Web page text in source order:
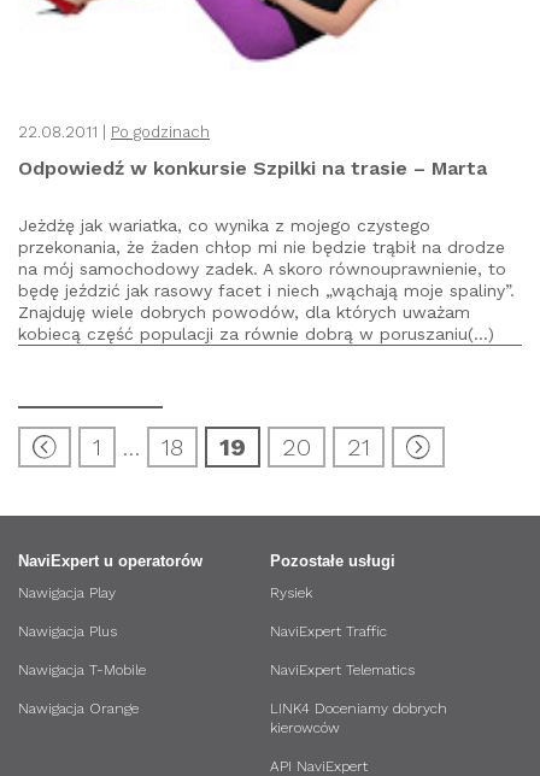
22.08.2011 | Po godzinach
Odpowiedź w konkursie Szpilki na trasie – Marta
Jeżdżę jak wariatka, co wynika z mojego czystego
przekonania, że żaden chłop mi nie będzie trąbił na drodze
na mój samochodowy zadek. A skoro równouprawnienie, to
będę jeździć jak rasowy facet i niech „wąchają moje spaliny”.
Znajduję wiele dobrych powodów, dla których uważam
kobiecą część populacji za równie dobrą w poruszaniu(...)
1 … 18 19 20 21
NaviExpert u operatorów
Nawigacja Play
Nawigacja Plus
Nawigacja T-Mobile
Nawigacja Orange
Pozostałe usługi
Rysiek
NaviExpert Traffic
NaviExpert Telematics
LINK4 Doceniamy dobrych
kierowców
API NaviExpert